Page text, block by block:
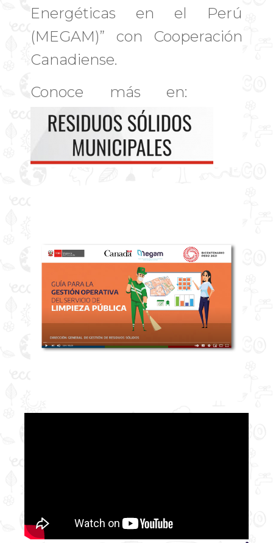
Energéticas en el Perú
(MEGAM)” con Cooperación
Canadiense.
Conoce más en: